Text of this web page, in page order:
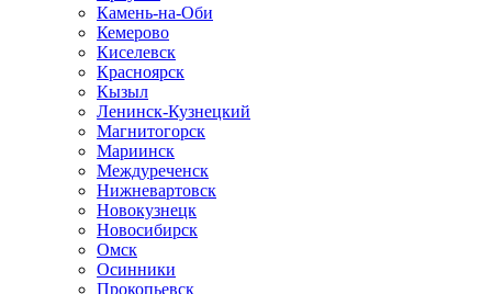
Камень-на-Оби
Кемерово
Киселевск
Красноярск
Кызыл
Ленинск-Кузнецкий
Магнитогорск
Мариинск
Междуреченск
Нижневартовск
Новокузнецк
Новосибирск
Омск
Осинники
Прокопьевск